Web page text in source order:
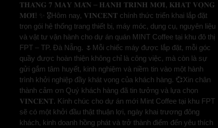
𝐓𝐇𝐀́𝐍𝐆 𝟕 𝐌𝐀𝐘 𝐌𝐀̆́𝐍 – 𝐇𝐀̀𝐍𝐇 𝐓𝐑𝐈̀𝐍𝐇 𝐌𝐎̛́𝐈, 𝐊𝐇𝐀́𝐓 𝐕𝐎̣𝐍𝐆
𝐌𝐎̛́𝐈! ✨ 🎖️Hôm nay, 𝐕𝐈𝐍𝐂𝐄𝐍𝐓 chính thức triển khai lắp đặt
trọn gói hệ thống trang thiết bị, máy móc, dụng cụ, nguyên liệu
và vật tư vận hành cho dự án quán MINT Coffee tại khu đô thị
FPT – TP. Đà Nẵng. 🌷Mỗi chiếc máy được lắp đặt, mỗi góc
quầy được hoàn thiện không chỉ là công việc, mà còn là sự
gửi gắm tâm huyết, kinh nghiệm và niềm tin vào một hành
trình khởi nghiệp đầy khát vọng của khách hàng. 💞Xin chân
thành cảm ơn Quý khách hàng đã tin tưởng và lựa chọn
𝐕𝐈𝐍𝐂𝐄𝐍𝐓. Kính chúc cho dự án mới Mint Coffee tại khu FPT
sẽ có một khởi đầu thật thuận lợi, ngày khai trương đông
khách, kinh doanh hồng phát và trở thành điểm đến yêu thích